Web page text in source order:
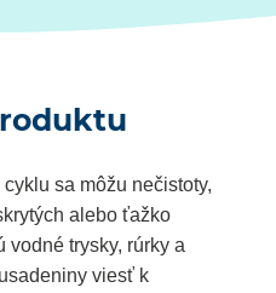
sa môžu nečistoty,
alebo ťažko
vodné trysky, rúrky a
viesť k